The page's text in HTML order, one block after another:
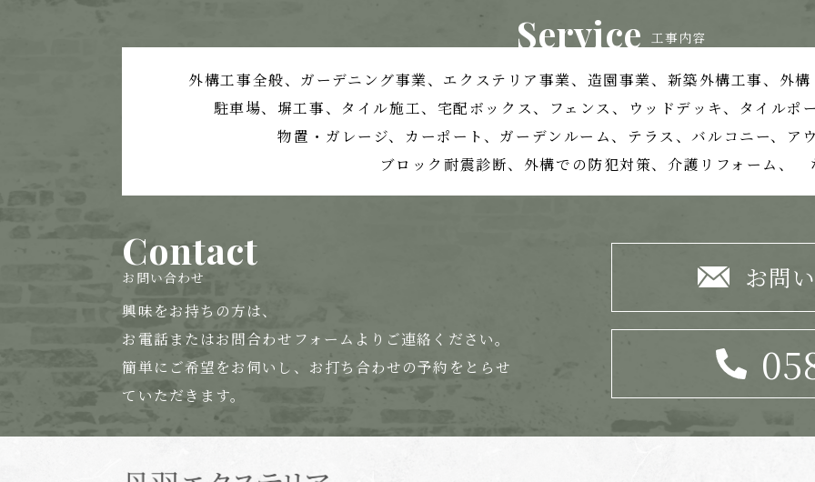
Service 工事内容
外構工事全般、ガーデニング事業、 エクステリア事業、造園事業、 新築外構工事、外
駐車場、塀工事、 タイル施工、宅配ボックス、フェンス、
ウッドデッキ、タイルポ
物置・ガレージ、 カーポート、ガーデンルーム、テラス、バルコニー、ア
ブロック耐震診断、外構での防犯対策、 介護リフォーム、
Contact
お問い合わせ
興味をお持ちの方は、
お電話またはお問合わせフォームよりご連絡ください。
簡単にご希望をお伺いし、お打ち合わせの予約をとらせ
ていただきます。
お問